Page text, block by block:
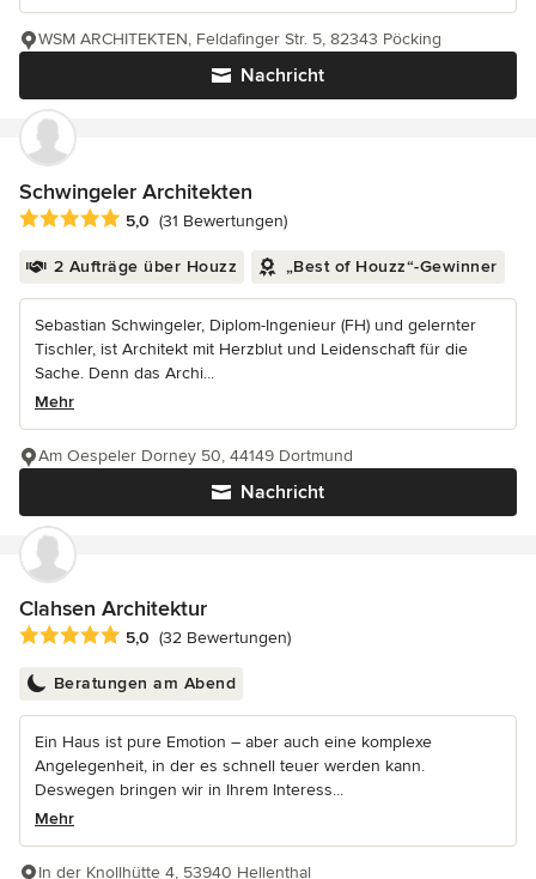
Nachricht
WSM ARCHITEKTEN, Feldafinger Str. 5, 82343 Pöcking
Schwingeler Architekten
Durchschnittliche Bewertung: 5 von 5 Sternen
5,0 (31 Bewertungen)
2 Aufträge über Houzz „Best of Houzz“-Gewinner
Sebastian Schwingeler, Diplom-Ingenieur (FH) und gelernter
Tischler, ist Architekt mit Herzblut und Leidenschaft für die
Sache. Denn das Archi...
Mehr
Nachricht
Am Oespeler Dorney 50, 44149 Dortmund
Clahsen Architektur
Durchschnittliche Bewertung: 5 von 5 Sternen
5,0 (32 Bewertungen)
Beratungen am Abend
Ein Haus ist pure Emotion – aber auch eine komplexe
Angelegenheit, in der es schnell teuer werden kann.
Deswegen bringen wir in Ihrem Interess...
Mehr
In der Knollhütte 4, 53940 Hellenthal